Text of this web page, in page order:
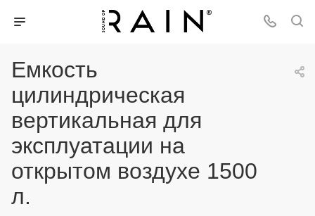
Емкость
цилиндрическая
вертикальная для
эксплуатации на
открытом воздухе 1500
л.